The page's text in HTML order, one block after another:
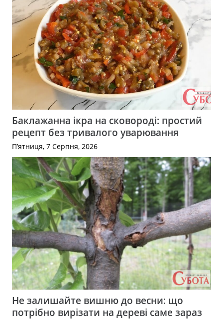
Баклажанна ікра на сковороді: простий
рецепт без тривалого уварювання
П’ятниця, 7 Серпня, 2026
Не залишайте вишню до весни: що
потрібно вирізати на дереві саме зараз